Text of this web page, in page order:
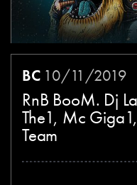
ВС10/11/2019
RnB BooM. Dj
The1, Mc
Team